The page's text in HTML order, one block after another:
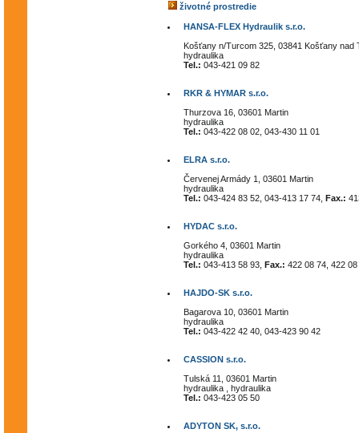
životné prostredie
HANSA-FLEX Hydraulik s.r.o.
Košťany n/Turcom 325, 03841 Košťany nad
hydraulika
Tel.: 043-421 09 82
RKR & HYMAR s.r.o.
Thurzova 16, 03601 Martin
hydraulika
Tel.: 043-422 08 02, 043-430 11 01
ELRA s.r.o.
Červenej Armády 1, 03601 Martin
hydraulika
Tel.: 043-424 83 52, 043-413 17 74, Fax.:
HYDAC s.r.o.
Gorkého 4, 03601 Martin
hydraulika
Tel.: 043-413 58 93, Fax.: 422 08 74, 422
HAJDO-SK s.r.o.
Bagarova 10, 03601 Martin
hydraulika
Tel.: 043-422 42 40, 043-423 90 42
CASSION s.r.o.
Tulská 11, 03601 Martin
hydraulika , hydraulika
Tel.: 043-423 05 50
ADYTON SK, s.r.o.